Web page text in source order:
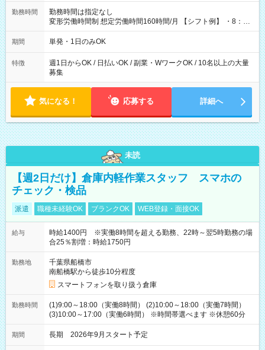
勤務時間
勤務時間は指定なし
変形労働時間制 想定労働時間160時間/月 【シフト例】 ・8：00
～21：00
期間 単発・1日のみOK
特徴
週1日からOK / 日払いOK / 副業・WワークOK / 10名以上の大量
募集
気になる！ 応募する 詳細へ
未読
【週2日だけ】倉庫内軽作業スタッフ スマホの
チェック・検品
派遣 職種未経験OK ブランクOK WEB登録・面接OK
給与
時給1400円 ※実働8時間を超える勤務、22時～翌5時勤務の場
合25％割増：時給1750円
勤務地
千葉県船橋市
南船橋駅から徒歩10分程度
スマートフォンを取り扱う倉庫
勤務時間
(1)9:00～18:00（実働8時間） (2)10:00～18:00（実働7時間）
(3)10:00～17:00（実働6時間） ※時間帯選べます ※休憩60分
期間 長期 2026年9月スタート予定